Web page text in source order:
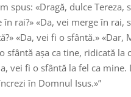
spus: «Dragă, dulce Tereza,
rai?» «Da, vei merge în rai,
«Da, vei fi o sfântă.» «Dar,
sfântă așa ca tine, ridicată la
vei fi o sfântă la fel ca mine.
în Domnul Isus.»”